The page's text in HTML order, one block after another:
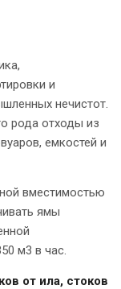
и
нечистот.
рода отходы из
емкостей и
вместимостью
ямы
м3 в час.
от ила, стоков